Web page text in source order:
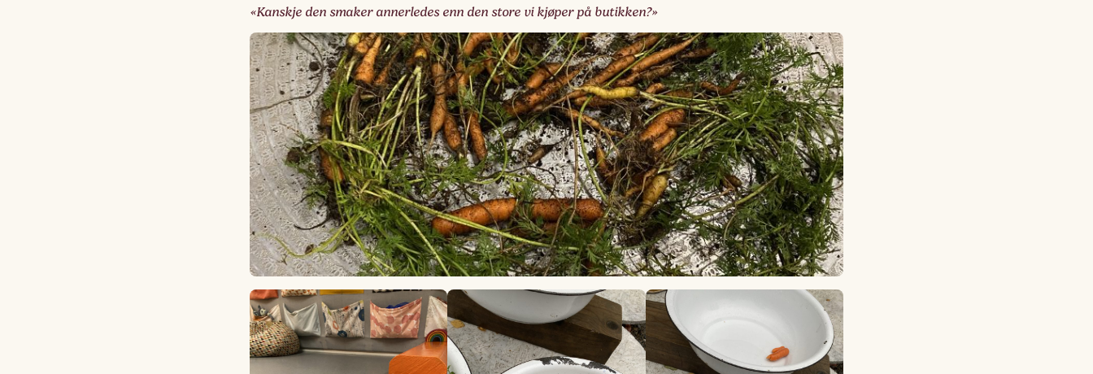
«Kanskje den smaker annerledes enn den store vi kjøper på butikken?»